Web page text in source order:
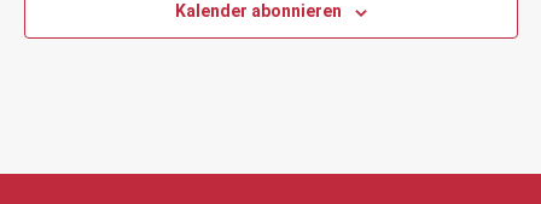
Kalender abonnieren